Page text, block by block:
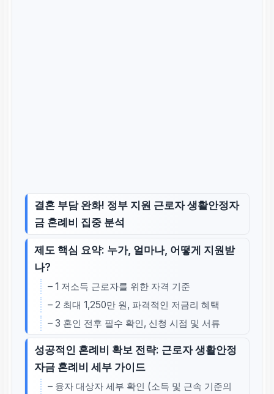
결혼 부담 완화! 정부 지원 근로자 생활안정자
금 혼례비 집중 분석
제도 핵심 요약: 누가, 얼마나, 어떻게 지원받
나?
– 1 저소득 근로자를 위한 자격 기준
– 2 최대 1,250만 원, 파격적인 저금리 혜택
– 3 혼인 전후 필수 확인, 신청 시점 및 서류
성공적인 혼례비 확보 전략: 근로자 생활안정
자금 혼례비 세부 가이드
– 융자 대상자 세부 확인 (소득 및 근속 기준의